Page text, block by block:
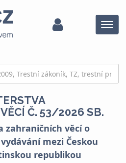
Menu
Č. 53/2026 SB.
zahraničních věcí o
mezi Českou
republikou